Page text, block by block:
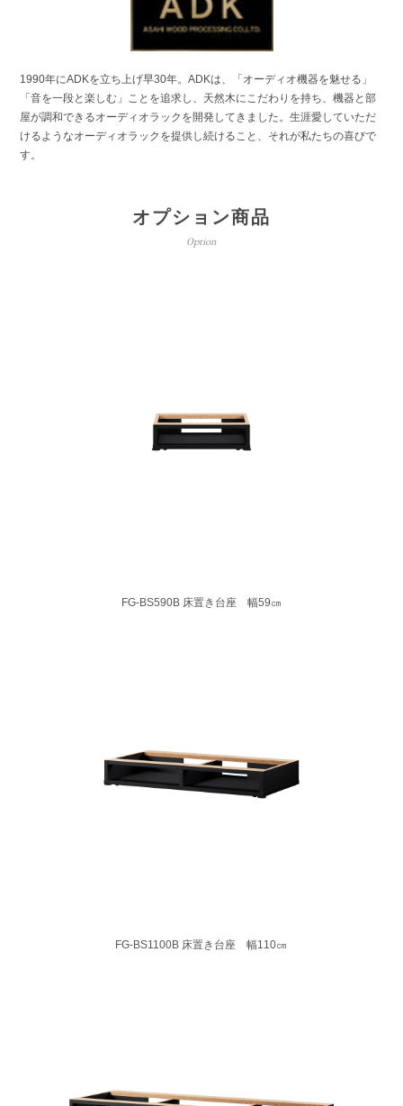
1990年にADKを立ち上げ早30年。ADKは、「オーディオ機器を魅せる」
「音を一段と楽しむ」ことを追求し、天然木にこだわりを持ち、機器と部
屋が調和できるオーディオラックを開発してきました。生涯愛していただ
けるようなオーディオラックを提供し続けること、それが私たちの喜びで
す。
オプション商品
Option
FG-BS590B 床置き台座 幅59㎝
FG-BS1100B 床置き台座 幅110㎝